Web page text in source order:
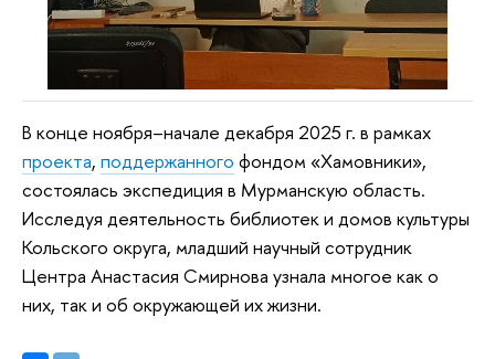
В конце ноября–начале декабря 2025 г. в рамках
проекта, поддержанного фондом «Хамовники»,
состоялась экспедиция в Мурманскую область.
Исследуя деятельность библиотек и домов культуры
Кольского округа, младший научный сотрудник
Центра Анастасия Смирнова узнала многое как о
них, так и об окружающей их жизни.